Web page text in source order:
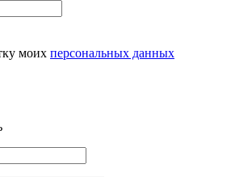
моих персональных данных